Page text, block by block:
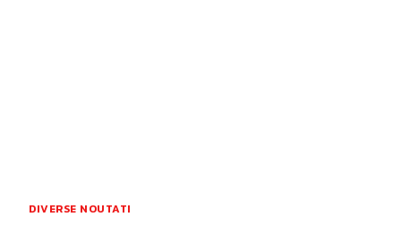
DIVERSE NOUTATI